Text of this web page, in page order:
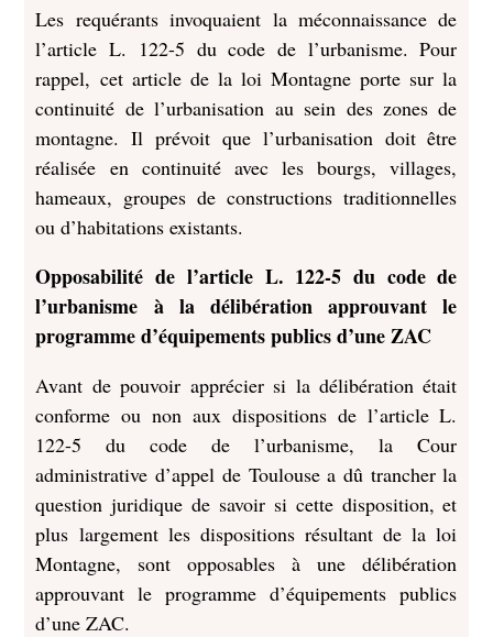
Les requérants invoquaient la méconnaissance de
l’article L. 122-5 du code de l’urbanisme. Pour
rappel, cet article de la loi Montagne porte sur la
continuité de l’urbanisation au sein des zones de
montagne. Il prévoit que l’urbanisation doit être
réalisée en continuité avec les bourgs, villages,
hameaux, groupes de constructions traditionnelles
ou d’habitations existants.
Opposabilité de l’article L. 122-5 du code de
l’urbanisme à la délibération approuvant le
programme d’équipements publics d’une ZAC
Avant de pouvoir apprécier si la délibération était
conforme ou non aux dispositions de l’article L.
122-5 du code de l’urbanisme, la Cour
administrative d’appel de Toulouse a dû trancher la
question juridique de savoir si cette disposition, et
plus largement les dispositions résultant de la loi
Montagne, sont opposables à une délibération
approuvant le programme d’équipements publics
d’une ZAC.